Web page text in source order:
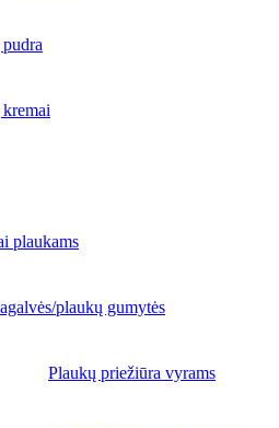
plaukams
plaukų gumytės
Plaukų priežiūra vyrams